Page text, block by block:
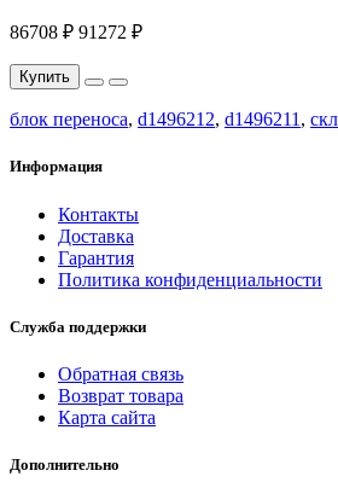
86708 ₽ 91272 ₽
Купить
блок переноса, d1496212, d1496211 ,
Информация
Контакты
Доставка
Гарантия
Политика конфиденциальности
Служба поддержки
Обратная связь
Возврат товара
Карта сайта
Дополнительно